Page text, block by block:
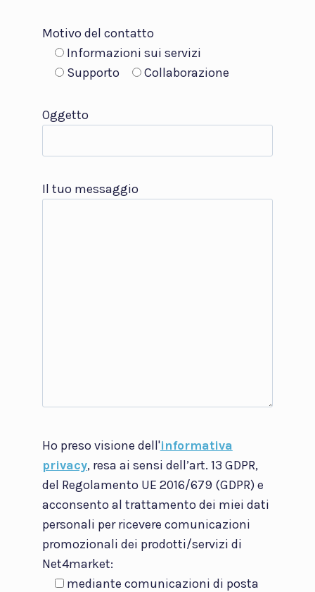
Motivo del contatto
Informazioni sui servizi
Supporto
Collaborazione
Oggetto
Il tuo messaggio
Ho preso visione dell'informativa
privacy, resa ai sensi dell’art. 13 GDPR,
del Regolamento UE 2016/679 (GDPR) e
acconsento al trattamento dei miei dati
personali per ricevere comunicazioni
promozionali dei prodotti/servizi di
Net4market:
mediante comunicazioni di posta